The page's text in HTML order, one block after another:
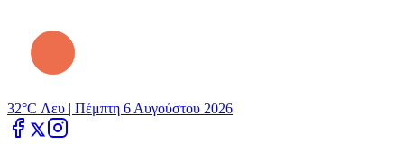
32°C Λευ | Πέμπτη 6 Αυγούστου 2026